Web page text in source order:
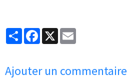
PartagerFacebook
X
Ajouter un commentaire